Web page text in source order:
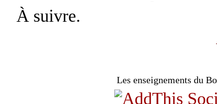
À suivre.
Les enseignements du